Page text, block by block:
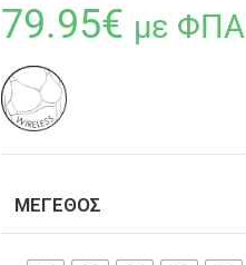
79.95€ με ΦΠΑ
ΜΈΓΕΘΟΣ